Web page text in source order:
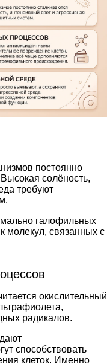
постоянно
солёность,
требуют
галофильных
молекул, связанных с
окислительный
радикалов.
способствовать
клеток. Именно